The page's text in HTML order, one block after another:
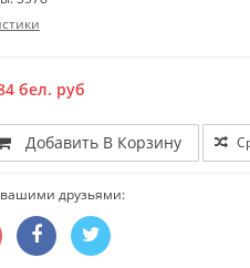
бел. руб
Добавить В Корзину
вашими друзьями: